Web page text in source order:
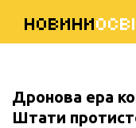
НОВИНИ
Дронова ера
Штати